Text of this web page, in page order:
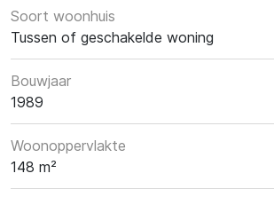
Soort woonhuis
Tussen of geschakelde woning
Bouwjaar
1989
Woonoppervlakte
148 m²